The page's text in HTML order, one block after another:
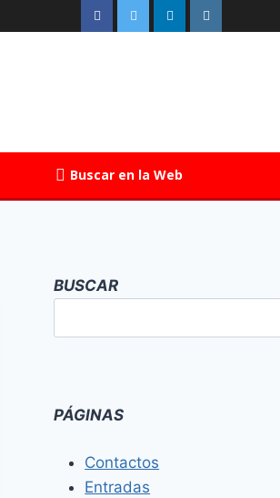
Buscar en la Web
BUSCAR
PÁGINAS
Contactos
Entradas